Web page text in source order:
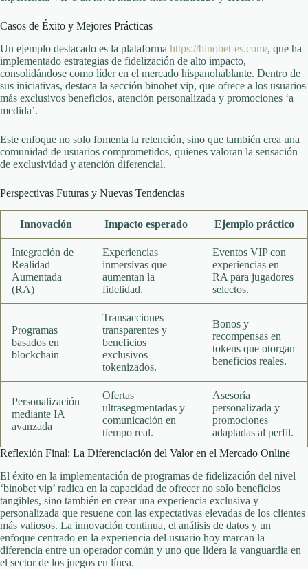
Casos de Éxito y Mejores Prácticas
Un ejemplo destacado es la plataforma https://binobet-es.com/, que ha
implementado estrategias de fidelización de alto impacto,
consolidándose como líder en el mercado hispanohablante. Dentro de
sus iniciativas, destaca la sección binobet vip, que ofrece a los usuarios
más exclusivos beneficios, atención personalizada y promociones ‘a
medida’.
Este enfoque no solo fomenta la retención, sino que también crea una
comunidad de usuarios comprometidos, quienes valoran la sensación
de exclusividad y atención diferencial.
Perspectivas Futuras y Nuevas Tendencias
Innovación Impacto esperado Ejemplo práctico
Integración de
Realidad
Aumentada
(RA)
Experiencias
inmersivas que
aumentan la
fidelidad.
Eventos VIP con
experiencias en
RA para jugadores
selectos.
Programas
basados en
blockchain
Transacciones
transparentes y
beneficios
exclusivos
tokenizados.
Bonos y
recompensas en
tokens que otorgan
beneficios reales.
Personalización
mediante IA
avanzada
Ofertas
ultrasegmentadas y
comunicación en
tiempo real.
Asesoría
personalizada y
promociones
adaptadas al perfil.
Reflexión Final: La Diferenciación del Valor en el Mercado Online
El éxito en la implementación de programas de fidelización del nivel
‘binobet vip’ radica en la capacidad de ofrecer no solo beneficios
tangibles, sino también en crear una experiencia exclusiva y
personalizada que resuene con las expectativas elevadas de los clientes
más valiosos. La innovación continua, el análisis de datos y un
enfoque centrado en la experiencia del usuario hoy marcan la
diferencia entre un operador común y uno que lidera la vanguardia en
el sector de los juegos en línea.